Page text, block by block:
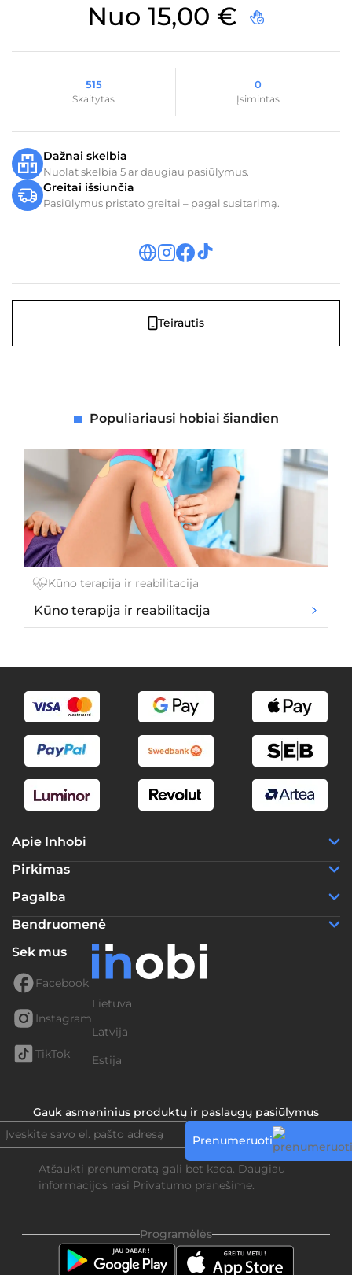
Nuo 15,00 €
515
Skaitytas
0
Įsimintas
Dažnai skelbia
Nuolat skelbia 5 ar daugiau pasiūlymus.
Greitai išsiunčia
Pasiūlymus pristato greitai – pagal susitarimą.
Teirautis
Populiariausi hobiai šiandien
Kūno terapija ir reabilitacija
Kūno terapija ir reabilitacija
Apie Inhobi
Pirkimas
Pagalba
Bendruomenė
Sek mus
Facebook
Instagram
TikTok
Lietuva
Latvija
Estija
Gauk asmeninius produktų ir paslaugų pasiūlymus
Prenumeruoti
Atšaukti prenumeratą gali bet kada. Daugiau
informacijos rasi Privatumo pranešime.
Programėlės